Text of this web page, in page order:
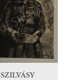
SZILVÁSY